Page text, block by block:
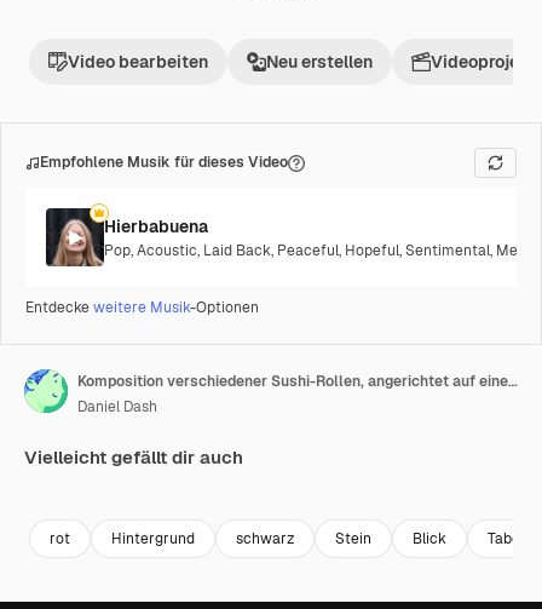
Video bearbeiten Neu erstellen Videoprojekt
Empfohlene Musik für dieses Video
Hierbabuena
Pop,Acoustic, Laid Back, Peaceful, Hopeful,Sentimental,
Entdeckeweitere Musik-Optionen
Komposition verschiedener Sushi-Rollen, angerichtet auf einer schwarzen Steinplatte
Daniel Dash
Vielleicht gefällt dir auch
rot Hintergrund schwarz Stein Blick Tabelle